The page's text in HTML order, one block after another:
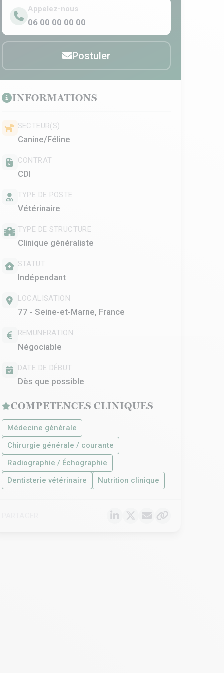
Appelez-nous
06 00 00 00 00
Postuler
INFORMATIONS
SECTEUR(S)
Canine/Féline
CONTRAT
CDI
TYPE DE POSTE
Vétérinaire
TYPE DE STRUCTURE
Clinique généraliste
STATUT
Indépendant
LOCALISATION
77 - Seine-et-Marne, France
REMUNERATION
Négociable
DATE DE DÉBUT
Dès que possible
COMPETENCES CLINIQUES
Médecine générale
Chirurgie générale / courante
Radiographie / Échographie
Dentisterie vétérinaire
Nutrition clinique